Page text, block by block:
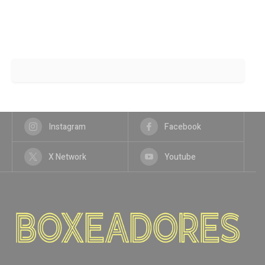
Instagram Facebook
X Network Youtube